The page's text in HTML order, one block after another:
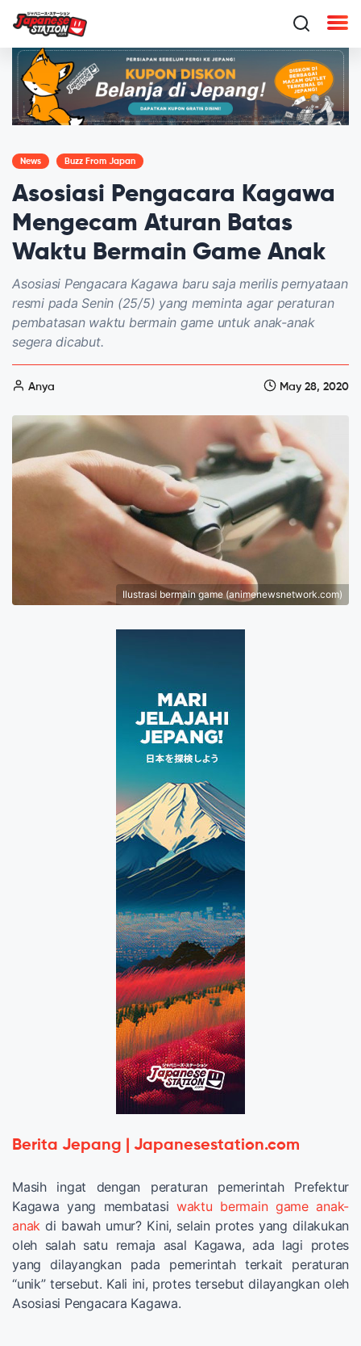
News Buzz From Japan
Asosiasi Pengacara Kagawa
Mengecam Aturan Batas
Waktu Bermain Game Anak
Asosiasi Pengacara Kagawa baru saja merilis pernyataan
resmi pada Senin (25/5) yang meminta agar peraturan
pembatasan waktu bermain game untuk anak-anak
segera dicabut.
Anya May 28, 2020
Ilustrasi bermain game (animenewsnetwork.com)
Berita Jepang | Japanesestation.com
Masih ingat dengan peraturan pemerintah Prefektur
Kagawa yang membatasi waktu bermain game anak-
anak di bawah umur? Kini, selain protes yang dilakukan
oleh salah satu remaja asal Kagawa, ada lagi protes
yang dilayangkan pada pemerintah terkait peraturan
“unik” tersebut. Kali ini, protes tersebut dilayangkan oleh
Asosiasi Pengacara Kagawa.